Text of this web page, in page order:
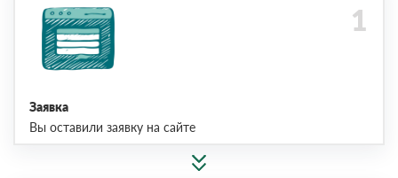
Заявка
Вы оставили заявку на сайте